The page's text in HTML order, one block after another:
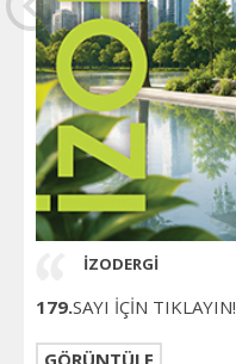
İZODERGİ
179.SAYI İÇİN TIKLAYIN!